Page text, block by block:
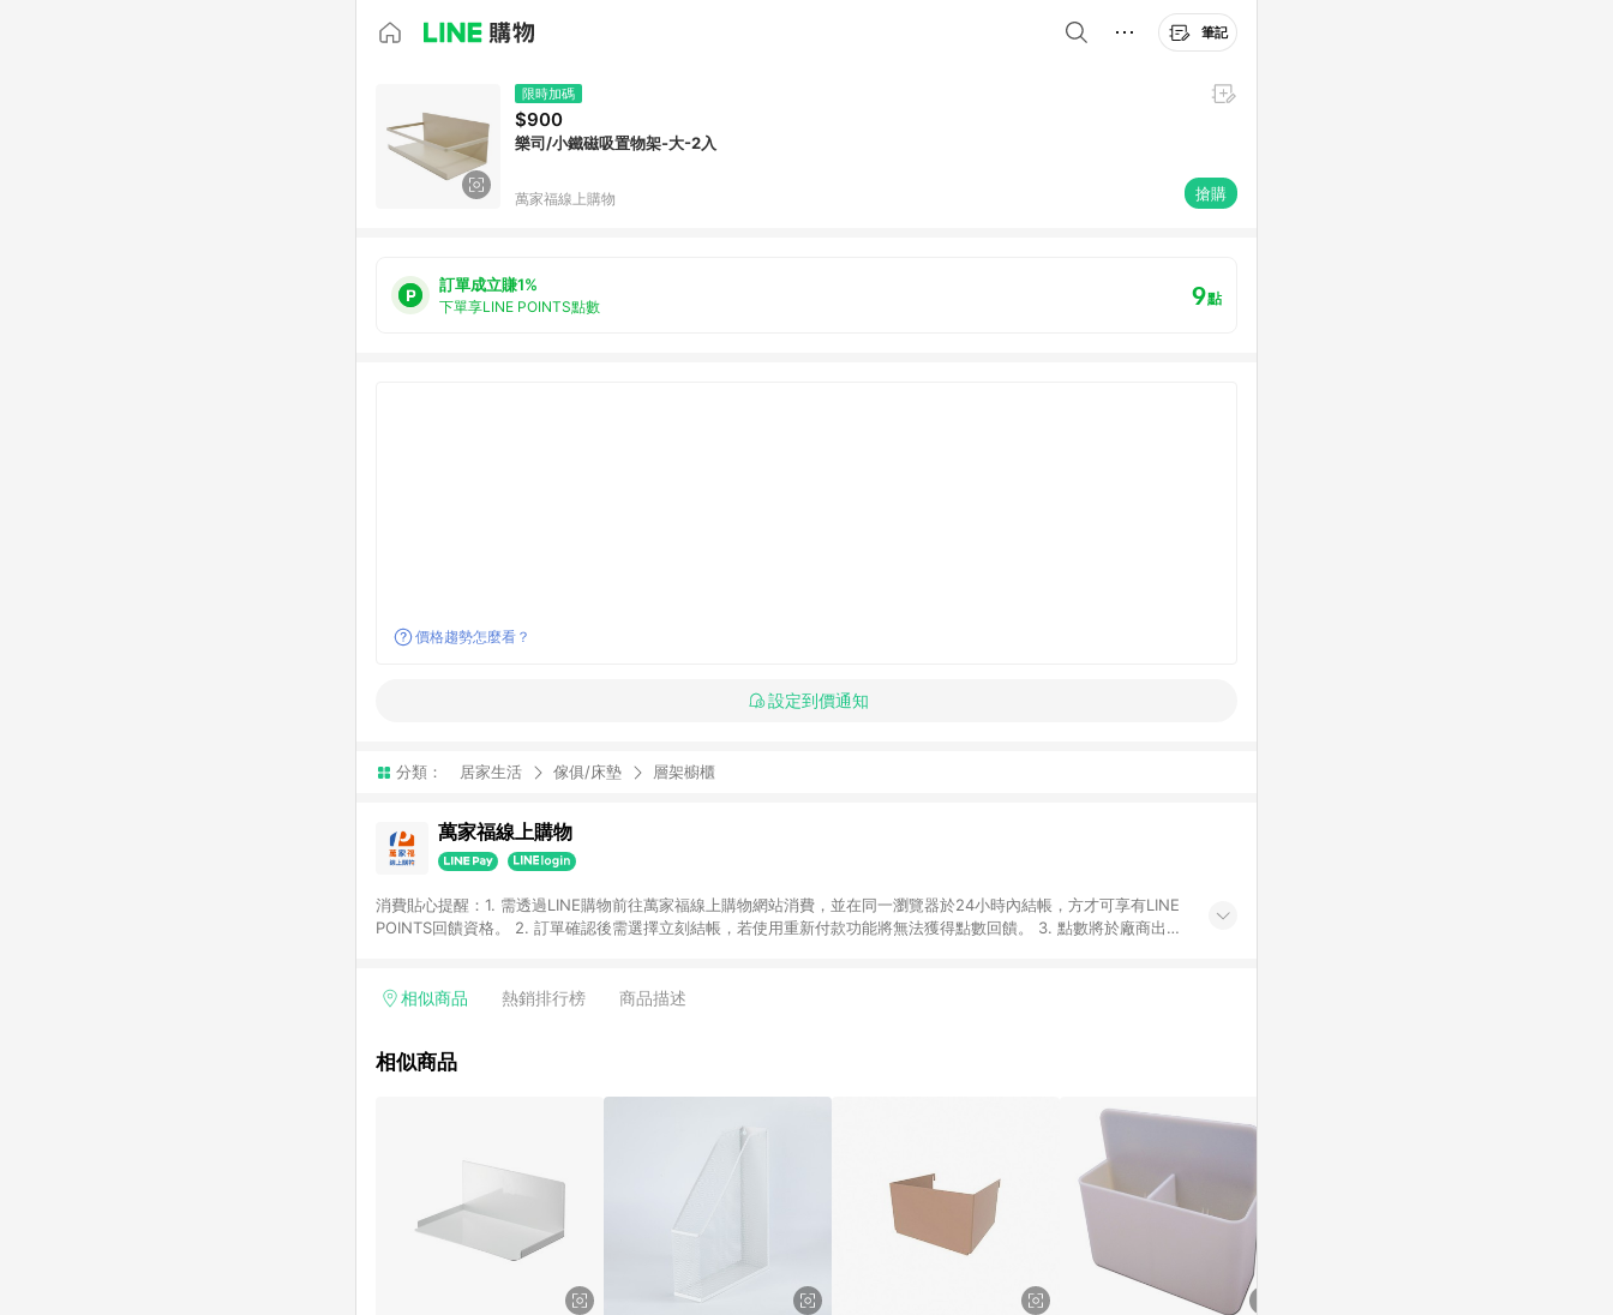
筆記
限時加碼
$900
樂司/小鐵磁吸置物架-大-2入
萬家福線上購物 搶購
訂單成立賺1%
下單享LINE POINTS點數 9點
價格趨勢怎麼看？
設定到價通知
分類： 居家生活 傢俱/床墊 層架櫥櫃
萬家福線上購物
消費貼心提醒：1. 需透過LINE購物前往萬家福線上購物網站消費，並在同一瀏覽器於24小時內結帳，方才可享有LINE
POINTS回饋資格。 2. 訂單確認後需選擇立刻結帳，若使用重新付款功能將無法獲得點數回饋。 3. 點數將於廠商出貨
留時間內聯絡客服中心，並由康達盛通生活事業股份有限公司方進行訂單資格確認。 康達盛通線上購物希望提供簡
相似商品 熱銷排行榜 商品描述
相似商品